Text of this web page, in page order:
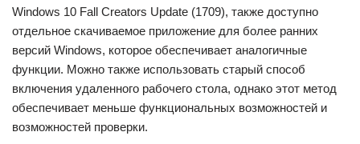
Windows 10 Fall Creators Update (1709), также доступно
отдельное скачиваемое приложение для более ранних
версий Windows, которое обеспечивает аналогичные
функции. Можно также использовать старый способ
включения удаленного рабочего стола, однако этот метод
обеспечивает меньше функциональных возможностей и
возможностей проверки.